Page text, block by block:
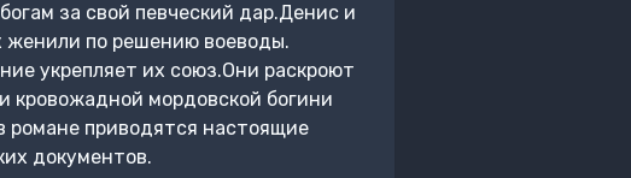
за свой певческий дар.Денис и
женили по решению воеводы.
укрепляет их союз.Они раскроют
кровожадной мордовской богини
романе приводятся настоящие
документов.